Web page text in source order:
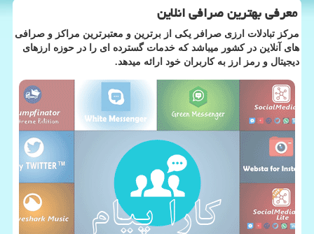
معرفی بهترین صرافی انلاین
مركز تبادلات ارزی صرافر یكی از برترین و معتبرترین مراكز و صرافی
های آنلاین در كشور میباشد كه خدمات گسترده ای را در حوزه ارزهای
دیجیتال و رمز ارز به كاربران خود ارائه میدهد.